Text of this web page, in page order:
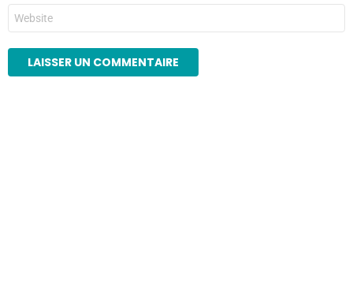
Site
web